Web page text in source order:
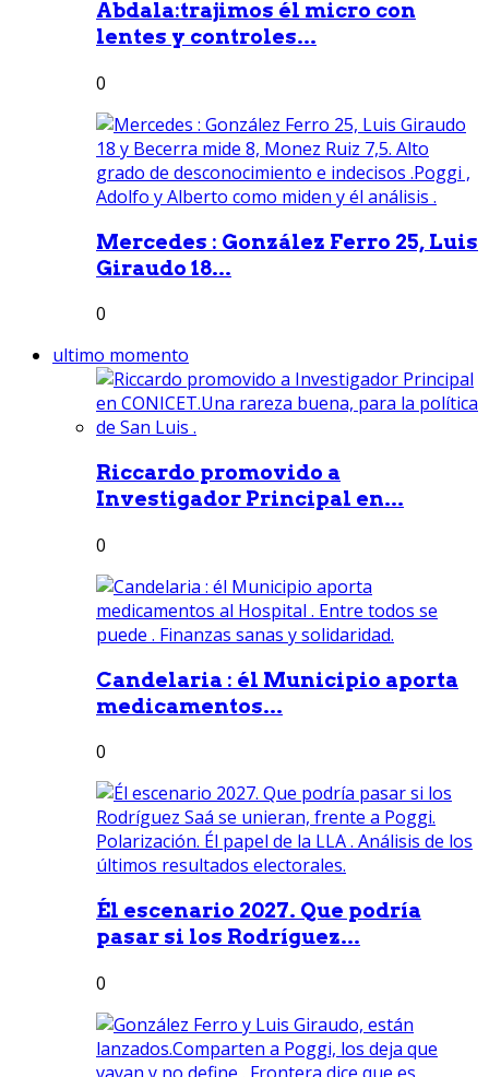
Abdala:trajimos él micro con
lentes y controles...
0
Mercedes : González Ferro 25, Luis
Giraudo 18...
0
ultimo momento
Riccardo promovido a
Investigador Principal en...
0
Candelaria : él Municipio aporta
medicamentos...
0
Él escenario 2027. Que podría
pasar si los Rodríguez...
0